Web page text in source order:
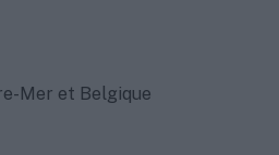
Mer et Belgique